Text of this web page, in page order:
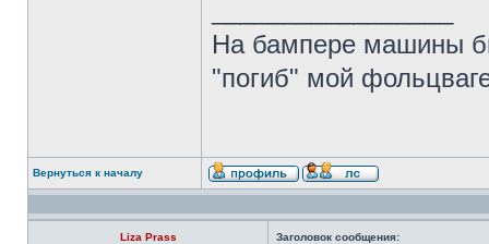
На бампере машины
"погиб" мой
Вернуться к началу
Liza Prass Заголовок сообщения: